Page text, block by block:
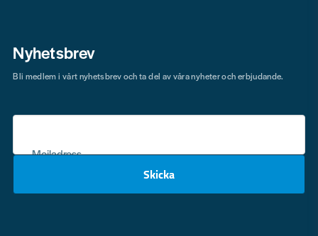
Nyhetsbrev
Mejladress
Skicka
Bli medlem i vårt nyhetsbrev och ta del av våra nyheter och erbjudande.